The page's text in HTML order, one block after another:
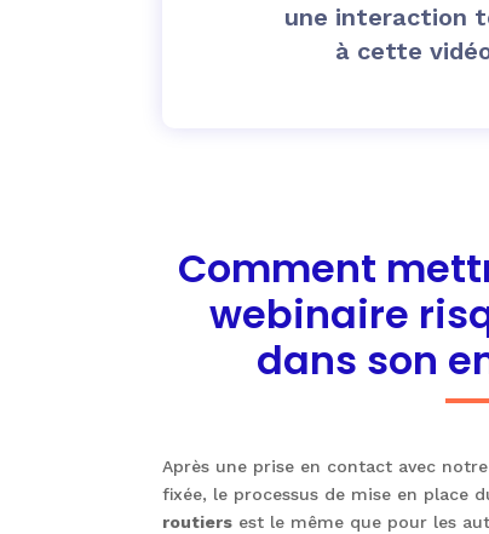
une interaction
à cette
Comment
webinaire
dans son
Après une prise en contact avec
fixée, le processus de mise en place
routiers est le même que pour les